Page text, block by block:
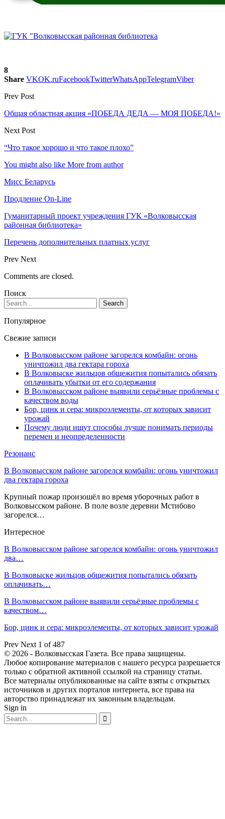
8
Share VKOK.ruFacebookTwitterWhatsAppTelegramViber
Prev Post
Общая областная акция «ПОБЕДА ДЕДА — МОЯ ПОБЕДА!»
Next Post
“Что такое хорошо и что такое плохо”
You might also like More from author
Мисс Беларусь
Продление On-Line
Гуманитарный проект учреждения ГУК «Волковысская
районная библиотека»
Перечень дополнительных платных услуг
Prev Next
Comments are closed.
Поиск
Популярное
Свежие записи
В Волковысском районе загорелся комбайн: огонь
уничтожил два гектара гороха
В Волковыске жильцов общежития попытались обязать
оплачивать убытки от его содержания
В Волковысском районе выявили серьёзные проблемы с
качеством воды
Бор, цинк и сера: микроэлементы, от которых зависит
урожай
Почему люди ищут способы лучше понимать периоды
перемен и неопределенности
Резонанс
В Волковысском районе загорелся комбайн: огонь уничтожил
два гектара гороха
Крупный пожар произошёл во время уборочных работ в
Волковысском районе. В поле возле деревни Мстибово
загорелся…
Интересное
В Волковысском районе загорелся комбайн: огонь уничтожил
два…
В Волковыске жильцов общежития попытались обязать
оплачивать…
В Волковысском районе выявили серьёзные проблемы с
качеством…
Бор, цинк и сера: микроэлементы, от которых зависит урожай
Prev Next 1 of 487
© 2026 - Волковысская Газета. Все права защищены.
Любое копирование материалов с нашего ресурса разрешается
только с обратной активной ссылкой на страницу статьи.
Все материалы опубликованные на сайте взяты с открытых
источников и других порталов интернета, все права на
авторство принадлежат их законным владельцам.
Sign in